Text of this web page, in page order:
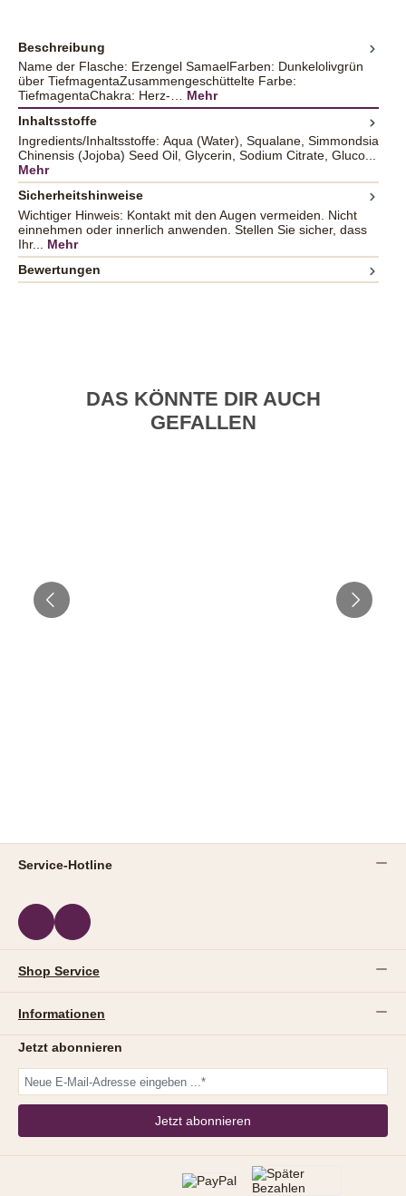
Beschreibung
Name der Flasche: Erzengel SamaelFarben: Dunkelolivgrün
über TiefmagentaZusammengeschüttelte Farbe:
TiefmagentaChakra: Herz-… Mehr
Inhaltsstoffe
Ingredients/Inhaltsstoffe: Aqua (Water), Squalane, Simmondsia
Chinensis (Jojoba) Seed Oil, Glycerin, Sodium Citrate, Gluco...
Mehr
Sicherheitshinweise
Wichtiger Hinweis: Kontakt mit den Augen vermeiden. Nicht
einnehmen oder innerlich anwenden. Stellen Sie sicher, dass
Ihr... Mehr
Bewertungen
DAS KÖNNTE DIR AUCH
GEFALLEN
Service-Hotline
Shop Service
Informationen
Jetzt abonnieren
Jetzt abonnieren